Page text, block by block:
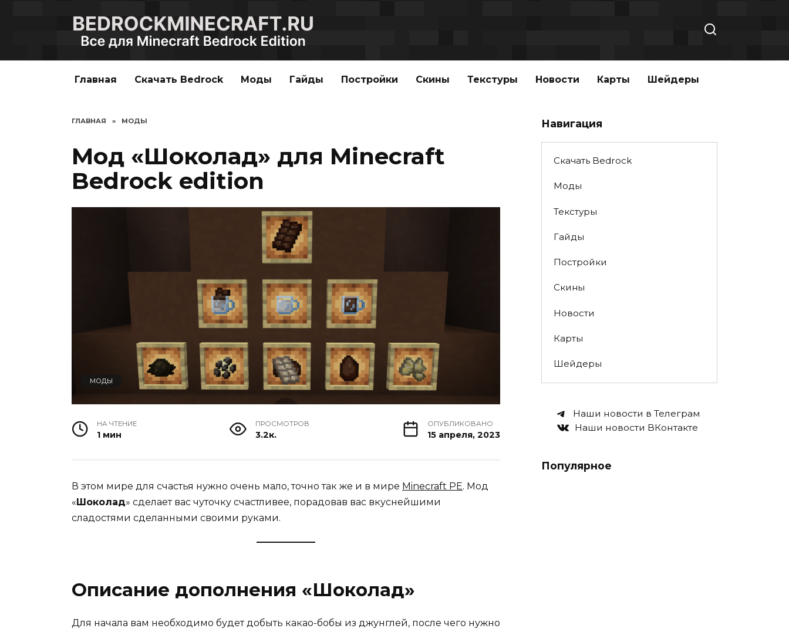
Главная Скачать Bedrock Моды Гайды Постройки Скины Текстуры Новости Карты Шейдеры
ГЛАВНАЯ » МОДЫ
Мод «Шоколад» для Minecraft
Bedrock edition
МОДЫ
НА ЧТЕНИЕ
1 мин
ПРОСМОТРОВ
3.2к.
ОПУБЛИКОВАНО
15 апреля, 2023
В этом мире для счастья нужно очень мало, точно так же и в мире Minecraft PE. Мод
«Шоколад» сделает вас чуточку счастливее, порадовав вас вкуснейшими
сладостями сделанными своими руками.
Описание дополнения «Шоколад»
Для начала вам необходимо будет добыть какао-бобы из джунглей, после чего нужно
Навигация
Скачать Bedrock
Моды
Текстуры
Гайды
Постройки
Скины
Новости
Карты
Шейдеры
Наши новости в Телеграм
Наши новости ВКонтакте
Популярное